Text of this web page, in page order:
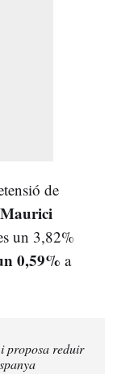
de
un 3,82%
0,59% a
proposa reduir